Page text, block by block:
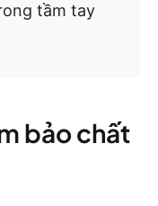
tầm tay
bảo chất